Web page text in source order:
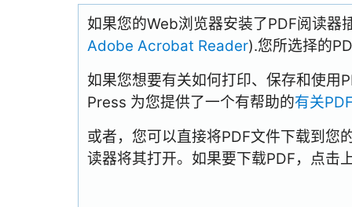
如果您的Web浏览器安装了PDF阅读器
Adobe Acrobat Reader).您所选择的
如果您想要有关如何打印、保存和使用
Press 为您提供了一个有帮助的有关
或者，您可以直接将PDF文件下载到您
读器将其打开。如果要下载PDF，点击